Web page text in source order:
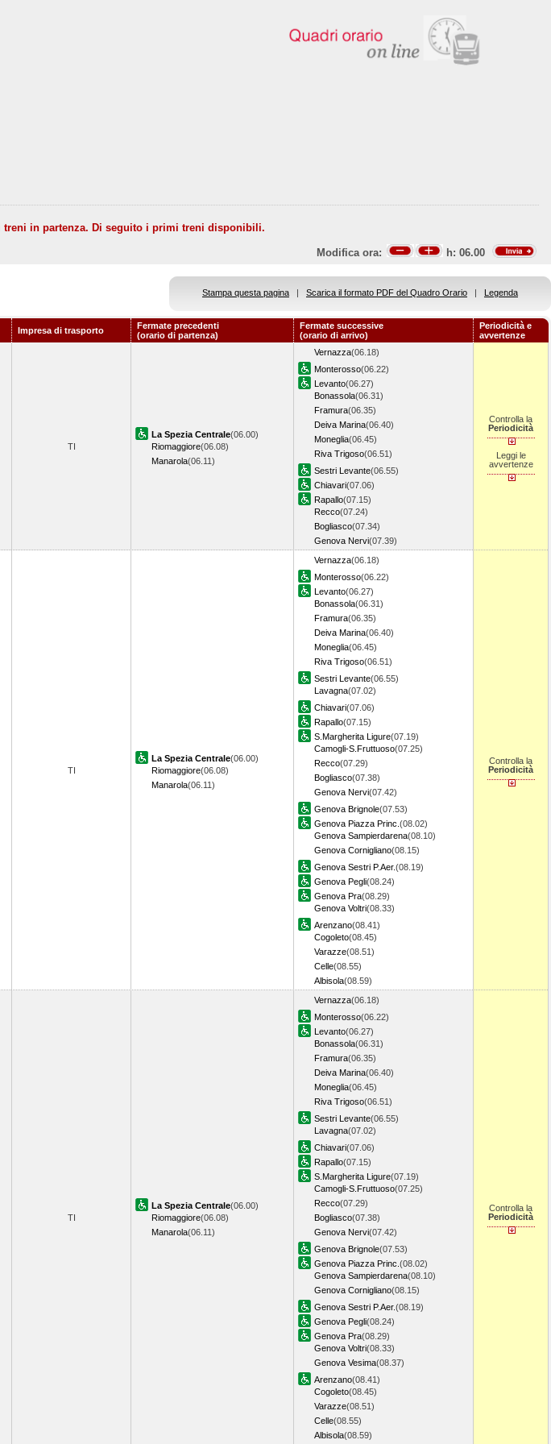
treni in partenza. Di seguito i primi treni disponibili.
Modifica ora: h: 06.00
Stampa questa pagina | Scarica il formato PDF del Quadro Orario | Legenda
Impresa di trasporto
Fermate precedenti
(orario di partenza)
Fermate successive
(orario di arrivo)
Periodicità e
avvertenze
TI
La Spezia Centrale(06.00)
Riomaggiore(06.08)
Manarola(06.11)
Vernazza(06.18)
Monterosso(06.22)
Levanto(06.27)
Bonassola(06.31)
Framura(06.35)
Deiva Marina(06.40)
Moneglia(06.45)
Riva Trigoso(06.51)
Sestri Levante(06.55)
Chiavari(07.06)
Rapallo(07.15)
Recco(07.24)
Bogliasco(07.34)
Genova Nervi(07.39)
Controlla la
Periodicità
Leggi le
avvertenze
TI
La Spezia Centrale(06.00)
Riomaggiore(06.08)
Manarola(06.11)
Vernazza(06.18)
Monterosso(06.22)
Levanto(06.27)
Bonassola(06.31)
Framura(06.35)
Deiva Marina(06.40)
Moneglia(06.45)
Riva Trigoso(06.51)
Sestri Levante(06.55)
Lavagna(07.02)
Chiavari(07.06)
Rapallo(07.15)
S.Margherita Ligure(07.19)
Camogli-S.Fruttuoso(07.25)
Recco(07.29)
Bogliasco(07.38)
Genova Nervi(07.42)
Genova Brignole(07.53)
Genova Piazza Princ. (08.02)
Genova Sampierdarena(08.10)
Genova Cornigliano(08.15)
Genova Sestri P.Aer.(08.19)
Genova Pegli(08.24)
Genova Pra(08.29)
Genova Voltri(08.33)
Arenzano(08.41)
Cogoleto(08.45)
Varazze(08.51)
Celle(08.55)
Albisola(08.59)
Controlla la
Periodicità
TI
La Spezia Centrale(06.00)
Riomaggiore(06.08)
Manarola(06.11)
Vernazza(06.18)
Monterosso(06.22)
Levanto(06.27)
Bonassola(06.31)
Framura(06.35)
Deiva Marina(06.40)
Moneglia(06.45)
Riva Trigoso(06.51)
Sestri Levante(06.55)
Lavagna(07.02)
Chiavari(07.06)
Rapallo(07.15)
S.Margherita Ligure(07.19)
Camogli-S.Fruttuoso(07.25)
Recco(07.29)
Bogliasco(07.38)
Genova Nervi(07.42)
Genova Brignole(07.53)
Genova Piazza Princ. (08.02)
Genova Sampierdarena(08.10)
Genova Cornigliano(08.15)
Genova Sestri P.Aer.(08.19)
Genova Pegli(08.24)
Genova Pra(08.29)
Genova Voltri(08.33)
Genova Vesima(08.37)
Arenzano(08.41)
Cogoleto(08.45)
Varazze(08.51)
Celle(08.55)
Albisola(08.59)
Controlla la
Periodicità